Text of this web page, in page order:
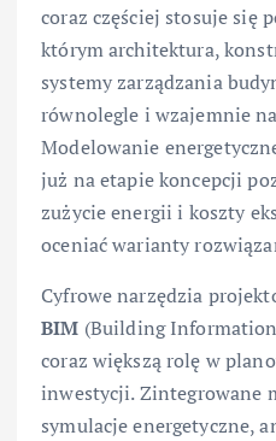
coraz częściej stosuje się
którym architektura,
systemy zarządzania
równolegle i wzajemnie
Modelowanie
już na etapie koncepcji
zużycie energii i koszty
oceniać warianty
Cyfrowe narzędzia
BIM (Building
coraz większą rolę w
inwestycji. Zintegrowane
symulacje energetyczne,